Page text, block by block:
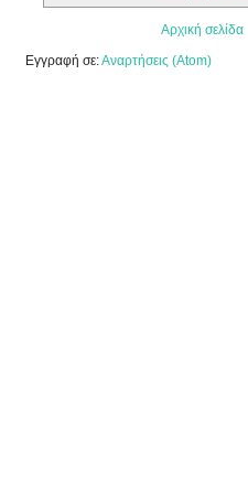
Αρχική σελίδα
Εγγραφή σε:Αναρτήσεις (Atom)